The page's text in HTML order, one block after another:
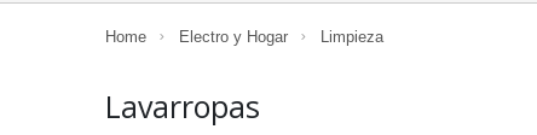
Home Electro y Hogar Limpieza
Lavarropas